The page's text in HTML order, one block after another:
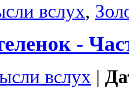
вслух,
-
вслух |